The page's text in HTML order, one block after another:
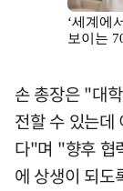
손 총장은 "대
전할 수 있는데
다"며 "향후 협
에 상생이 되도